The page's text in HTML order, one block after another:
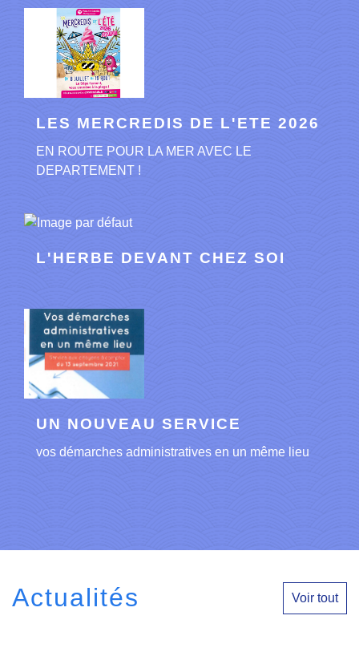
LES MERCREDIS DE L'ETE 2026
EN ROUTE POUR LA MER AVEC LE
DEPARTEMENT !
L'HERBE DEVANT CHEZ SOI
UN NOUVEAU SERVICE
vos démarches administratives en un même lieu
Actualités Voir tout